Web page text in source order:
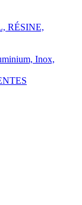
RÉSINE,
Inox,